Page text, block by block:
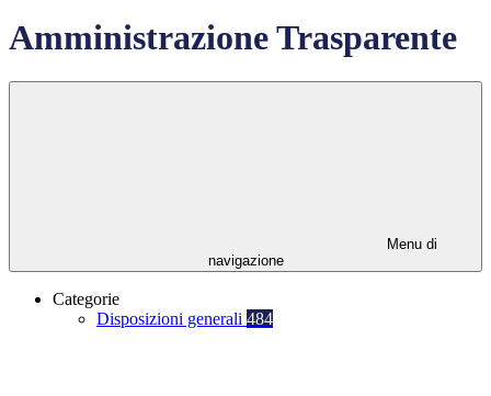
Amministrazione Trasparente
Menu di
navigazione
Categorie
Disposizioni generali 484